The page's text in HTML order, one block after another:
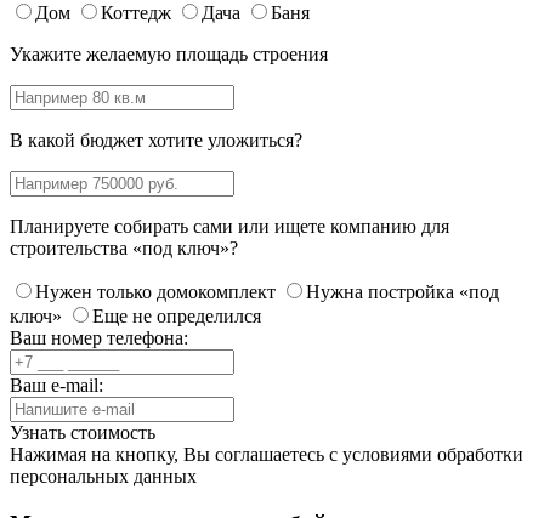
Дом Коттедж Дача
Баня
Укажите желаемую площадь строения
В какой бюджет хотите уложиться?
Планируете собирать сами или ищете компанию для
строительства «под ключ»?
Нужен только домокомплект
Нужна постройка «под
ключ»
Еще не определился
Ваш номер телефона:
Ваш e-mail:
Узнать стоимость
Нажимая на кнопку, Вы соглашаетесь с условиями обработки
персональных данных